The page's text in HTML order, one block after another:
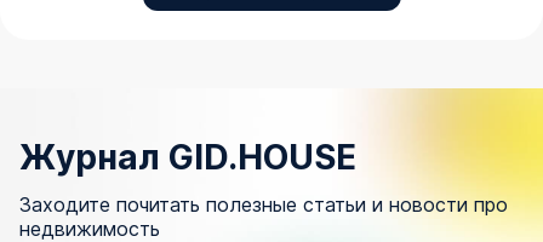
Журнал GID.HOUSE
Заходите почитать полезные статьи и новости про
недвижимость